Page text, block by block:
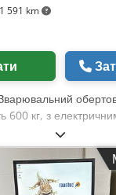
1 591 km
600 кг, з
доставка Модель KT
струм 380В,
(горизонтально/
відстань до центру